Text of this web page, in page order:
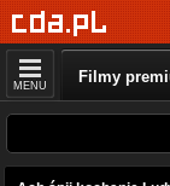
MENU Filmy